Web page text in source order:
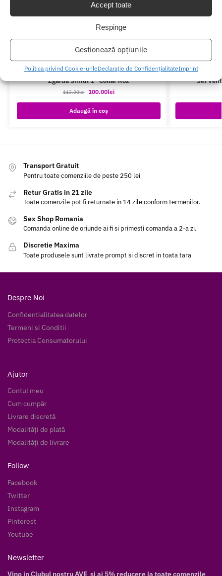
Accept toate
Respinge
Gestionează opțiunile
Politica privind Cookie-urileDeclarație de ConfidențialitateImprint
Zgarda Sinful 1” Collar Roz
113.00lei 100.00lei
Adaugă în coș
Set
Transport Gratuit
Pentru toate comenziile de peste 250 lei
Retur Gratis in 21 zile
Toate comenzile pot fi returnate in 14 zile conform termenilor.
Sex Shop Romania
Comanda online de oriunde ai fi si primesti comanda a 2-a zi.
Discretie Maxima
Toate produsele sunt livrate prompt si discret in toata tara
Despre Noi
Confidentialitatea datelor
Termeni si Conditii
Protectia Consumatorului
Ajutor
Contul meu
Cum cumpăr
Livrare discretă
Modalități de plată
Modalități de livrare
Follow
Facebook
Twitter
Instagram
Pinterest
Youtube
Newsletter
Vino in Clubul nostru AVE si ai 5% reducere la toate comenzile